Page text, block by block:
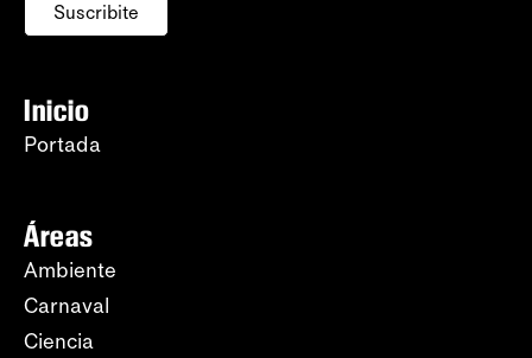
Suscribite
Inicio
Portada
Áreas
Ambiente
Carnaval
Ciencia